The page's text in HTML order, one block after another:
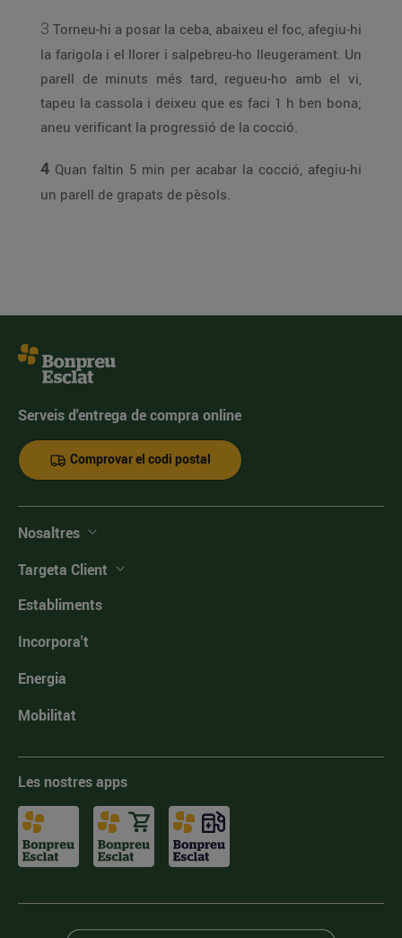
3 Torneu-hi a posar la ceba, abaixeu el foc, afegiu-hi
la farigola i el llorer i salpebreu-ho lleugerament. Un
parell de minuts més tard, regueu-ho amb el vi,
tapeu la cassola i deixeu que es faci 1 h ben bona;
aneu verificant la progressió de la cocció.
4 Quan faltin 5 min per acabar la cocció, afegiu-hi
un parell de grapats de pèsols.
Serveis d'entrega de compra online
Comprovar el codi postal
Nosaltres
Targeta Client
Establiments
Incorpora't
Energia
Mobilitat
Les nostres apps